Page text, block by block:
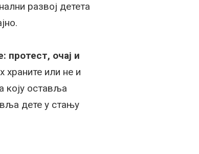
развој детета
протест, очај и
храните или не и
коју оставља
дете у стању